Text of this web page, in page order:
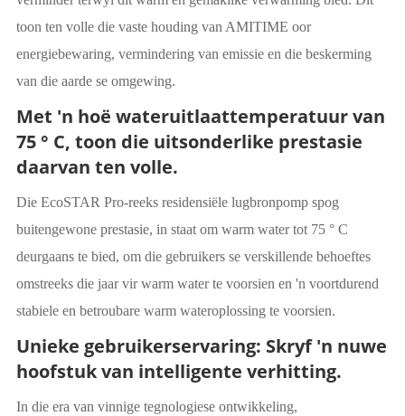
toon ten volle die vaste houding van AMITIME oor
energiebewaring, vermindering van emissie en die beskerming
van die aarde se omgewing.
Met 'n hoë wateruitlaattemperatuur van
75 ° C, toon die uitsonderlike prestasie
daarvan ten volle.
Die EcoSTAR Pro-reeks residensiële lugbronpomp spog
buitengewone prestasie, in staat om warm water tot 75 ° C
deurgaans te bied, om die gebruikers se verskillende behoeftes
omstreeks die jaar vir warm water te voorsien en 'n voortdurend
stabiele en betroubare warm wateroplossing te voorsien.
Unieke gebruikerservaring: Skryf 'n nuwe
hoofstuk van intelligente verhitting.
In die era van vinnige tegnologiese ontwikkeling,